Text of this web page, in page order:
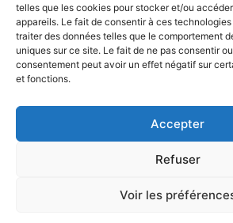
telles que les cookies pour stocker et/ou
appareils. Le fait de consentir à ces
traiter des données telles que le comportement
uniques sur ce site. Le fait de ne pas consentir
consentement peut avoir un effet négatif sur
et fonctions.
Accepter
Refuser
Voir les
2010
Bored to Death - The